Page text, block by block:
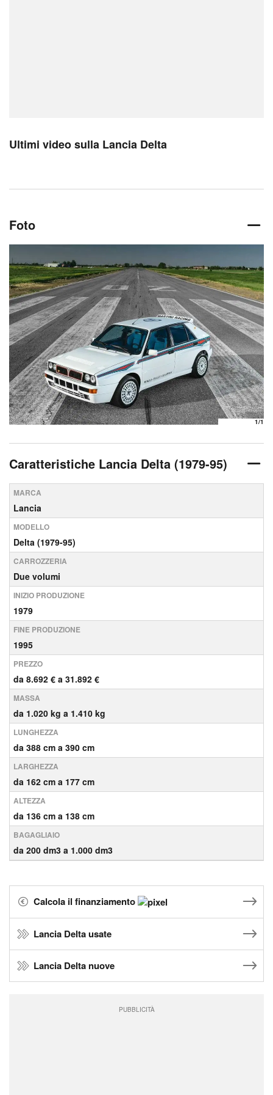
Ultimi video sulla Lancia Delta
Foto
1/1
Caratteristiche Lancia Delta (1979-95)
MARCA
Lancia
MODELLO
Delta (1979-95)
CARROZZERIA
Due volumi
INIZIO PRODUZIONE
1979
FINE PRODUZIONE
1995
PREZZO
da 8.692 € a 31.892 €
MASSA
da 1.020 kg a 1.410 kg
LUNGHEZZA
da 388 cm a 390 cm
LARGHEZZA
da 162 cm a 177 cm
ALTEZZA
da 136 cm a 138 cm
BAGAGLIAIO
da 200 dm3 a 1.000 dm3
Calcola il finanziamento
Lancia Delta usate
Lancia Delta nuove
PUBBLICITÀ